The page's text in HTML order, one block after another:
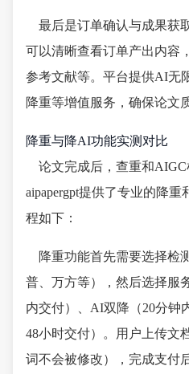
最后是订单确认与成果获
可以清晰查看订单产出内容
参考文献等。平台提供AI无
降重等增值服务，确保论文
降重与降AI功能实测对比
论文完成后，查重和AIGC
aipapergpt提供了专业的降
程如下：
降重功能首先需要选择检
普、万方等），然后选择服
内交付）、AI双降（20分钟
48小时交付）。用户上传文
词不会被修改），完成支付